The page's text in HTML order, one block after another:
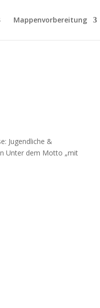
Mappenvorbereitung
Jugendliche &
Unter dem Motto „mit